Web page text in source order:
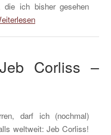
die ich bisher gesehen
Corliss –
darf ich (nochmal)
weltweit: Jeb Corliss!